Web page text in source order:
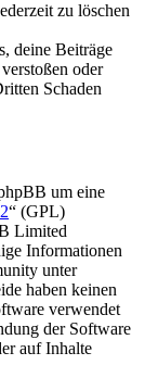
zu löschen
deine Beiträge
oder
Schaden
um eine
“ (GPL)
Limited
Informationen
unter
haben keinen
verwendet
der Software
auf Inhalte